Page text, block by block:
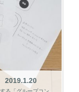
2019.1.20